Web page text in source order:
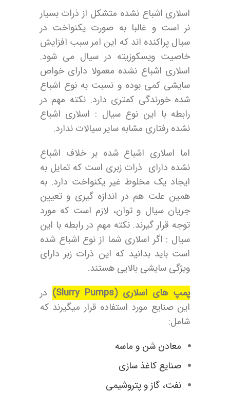
اسلاری اشباع نشده متشکل از ذرات بسیار
نر است و غالبا به صورت یکنواخت در
سیال پراکنده اند که این امر سبب افزایش
خاصیت ویسکوزیته در سیال می شود.
اسلاری اشباع نشده معمولا دارای خواص
سایشی کمی بوده و نسبت به نوع اشباع
شده خورندگی کمتری دارد. نکته مهم در
رابطه با این نوع سیال : اسلاری اشباع
نشده رفتاری مشابه سایر سیالات ندارد.
اما اسلاری اشباع شده بر خلاف اشباع
نشده دارای ذرات زبری است که تمایل به
ایجاد یک مخلوط غیر یکنواخت دارد. به
همین علت هم در اندازه گیری و تعیین
جریان سیال و توان، لازم است که مورد
توجه قرار گیرند. نکته مهم در رابطه با این
سیال : اگر اسلاری شما از نوع اشباع شده
است باید بدانید که این ذرات زبر دارای
ویژگی سایشی بالایی هستند.
پمپ های اسلاری (Slurry Pumps)
در
این صنایع مورد استفاده قرار میگیرند که
شامل:
معادن شن و ماسه
صنایع کاغذ سازی
نفت، گاز و پتروشیمی